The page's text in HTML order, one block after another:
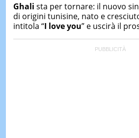
Pensato per tutti ma
“social” e sempre in cerca di
tendenze del momento ai fatti
scoperte più divertenti: mille
Ghali sta per tornare: il nuovo
di origini tunisine, nato e
intitola “I love you” e uscirà il